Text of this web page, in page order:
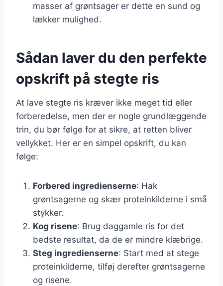
masser af grøntsager er dette en sund og
lækker mulighed.
Sådan laver du den perfekte
opskrift på stegte ris
At lave stegte ris kræver ikke meget tid eller
forberedelse, men der er nogle grundlæggende
trin, du bør følge for at sikre, at retten bliver
vellykket. Her er en simpel opskrift, du kan
følge:
Forbered ingredienserne: Hak
grøntsagerne og skær proteinkilderne i små
stykker.
Kog risene: Brug daggamle ris for det
bedste resultat, da de er mindre klæbrige.
Steg ingredienserne: Start med at stege
proteinkilderne, tilføj derefter grøntsagerne
og risene.